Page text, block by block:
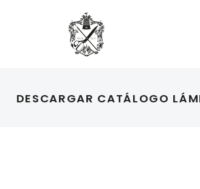
DESCARGAR CATÁLOGO